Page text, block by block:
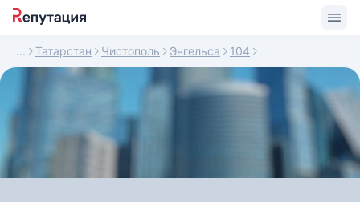
Татарстан Чистополь Энгельса 104